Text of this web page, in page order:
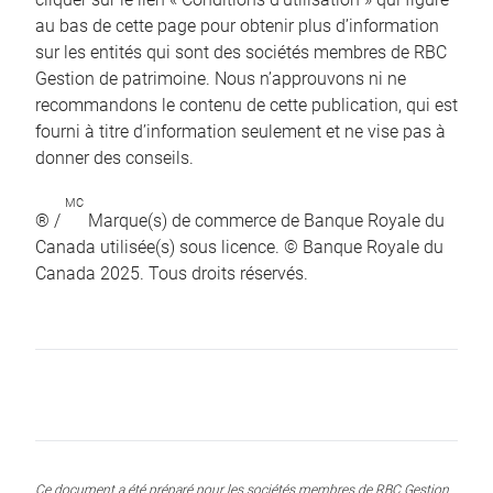
au bas de cette page pour obtenir plus d’information
sur les entités qui sont des sociétés membres de RBC
Gestion de patrimoine. Nous n’approuvons ni ne
recommandons le contenu de cette publication, qui est
fourni à titre d’information seulement et ne vise pas à
donner des conseils.
® /
MC
Marque(s) de commerce de Banque Royale du
Canada utilisée(s) sous licence. © Banque Royale du
Canada 2025. Tous droits réservés.